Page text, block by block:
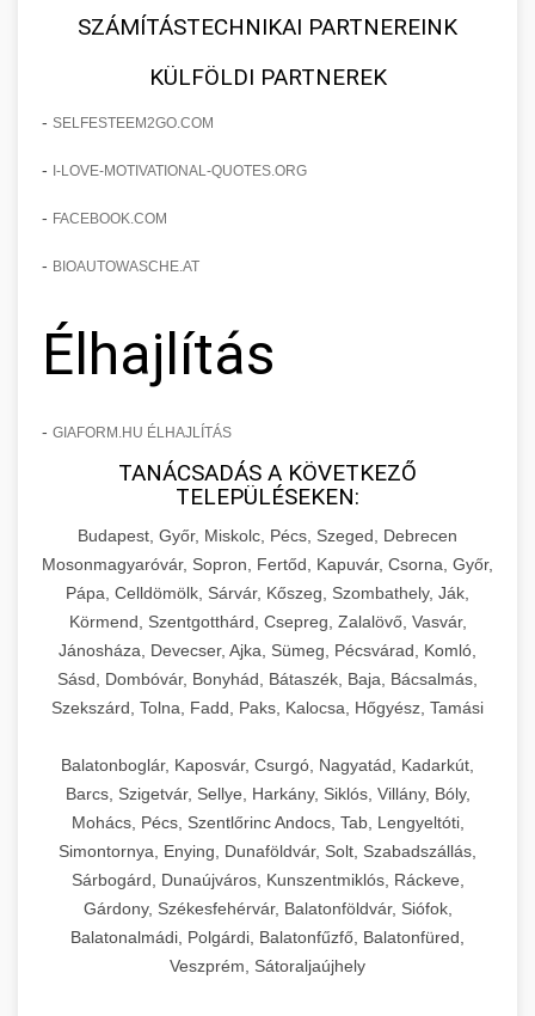
SZÁMÍTÁSTECHNIKAI PARTNEREINK
KÜLFÖLDI PARTNEREK
- SELFESTEEM2GO.COM
- I-LOVE-MOTIVATIONAL-QUOTES.ORG
- FACEBOOK.COM
- BIOAUTOWASCHE.AT
Élhajlítás
- GIAFORM.HU ÉLHAJLÍTÁS
TANÁCSADÁS A KÖVETKEZŐ
TELEPÜLÉSEKEN:
Budapest, Győr, Miskolc, Pécs, Szeged, Debrecen
Mosonmagyaróvár, Sopron, Fertőd, Kapuvár, Csorna, Győr,
Pápa, Celldömölk, Sárvár, Kőszeg, Szombathely, Ják,
Körmend, Szentgotthárd, Csepreg, Zalalövő, Vasvár,
Jánosháza, Devecser, Ajka, Sümeg, Pécsvárad, Komló,
Sásd, Dombóvár, Bonyhád, Bátaszék, Baja, Bácsalmás,
Szekszárd, Tolna, Fadd, Paks, Kalocsa, Hőgyész, Tamási
Balatonboglár, Kaposvár, Csurgó, Nagyatád, Kadarkút,
Barcs, Szigetvár, Sellye, Harkány, Siklós, Villány, Bóly,
Mohács, Pécs, Szentlőrinc Andocs, Tab, Lengyeltóti,
Simontornya, Enying, Dunaföldvár, Solt, Szabadszállás,
Sárbogárd, Dunaújváros, Kunszentmiklós, Ráckeve,
Gárdony, Székesfehérvár, Balatonföldvár, Siófok,
Balatonalmádi, Polgárdi, Balatonfűzfő, Balatonfüred,
Veszprém, Sátoraljaújhely